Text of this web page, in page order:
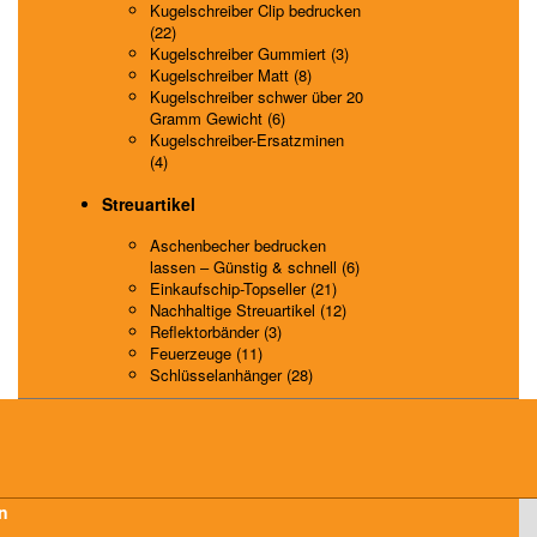
Kugelschreiber Clip bedrucken
(22)
Kugelschreiber Gummiert (3)
Kugelschreiber Matt (8)
Kugelschreiber schwer über 20
Gramm Gewicht (6)
Kugelschreiber-Ersatzminen
(4)
Streuartikel
Aschenbecher bedrucken
lassen – Günstig & schnell (6)
Einkaufschip-Topseller (21)
Nachhaltige Streuartikel (12)
Reflektorbänder (3)
Feuerzeuge (11)
Schlüsselanhänger (28)